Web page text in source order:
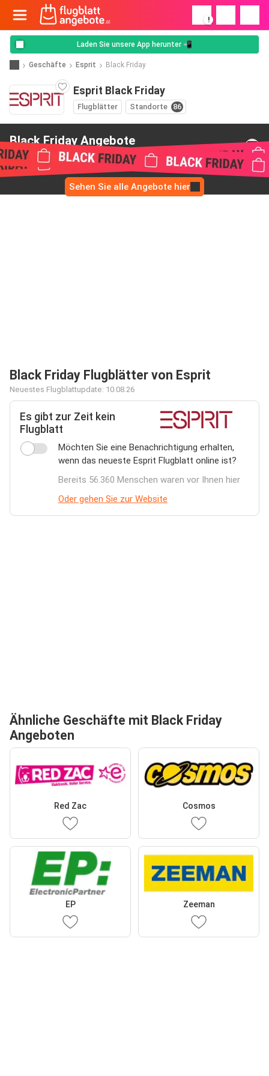
!
Laden Sie unsere App herunter 📲
Geschäfte Esprit Black Friday
Esprit Black Friday
Flugblätter Standorte 86
Black Friday Angebote
von Esprit
Sehen Sie alle Angebote hier
Black Friday Flugblätter von Esprit
Neuestes Flugblattupdate: 10.08.26
Es gibt zur Zeit kein
Flugblatt
Möchten Sie eine Benachrichtigung erhalten,
wenn das neueste Esprit Flugblatt online ist?
Bereits 56.360 Menschen waren vor Ihnen hier
Oder gehen Sie zur Website
Ähnliche Geschäfte mit Black Friday
Angeboten
Red Zac Cosmos
EP Zeeman